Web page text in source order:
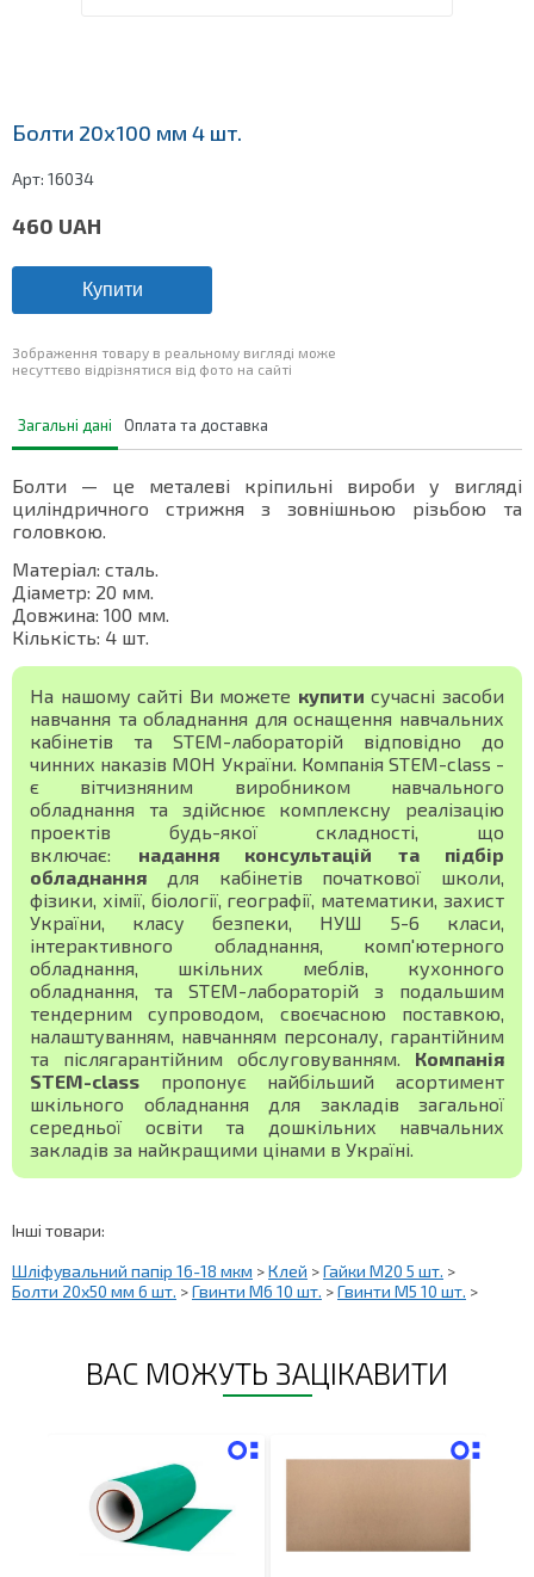
Болти 20х100 мм 4 шт.
Арт: 16034
460 UAH
Купити
Зображення товару в реальному вигляді може
несуттєво відрізнятися від фото на сайті
Загальні дані Оплата та доставка
Болти — це металеві кріпильні вироби у вигляді
циліндричного стрижня з зовнішньою різьбою та
головкою.
Матеріал: сталь.
Діаметр: 20 мм.
Довжина: 100 мм.
Кількість: 4 шт.
На нашому сайті Ви можете купити сучасні засоби
навчання та обладнання для оснащення навчальних
кабінетів та STEM-лабораторій відповідно до
чинних наказів МОН України. Компанія STEM-class -
є вітчизняним виробником навчального
обладнання та здійснює комплексну реалізацію
проектів будь-якої складності, що
включає: надання консультацій та підбір
обладнання для кабінетів початкової школи,
фізики, хімії, біології, географії, математики, захист
України, класу безпеки, НУШ 5-6 класи,
інтерактивного обладнання, комп'ютерного
обладнання, шкільних меблів, кухонного
обладнання, та STEM-лабораторій з подальшим
тендерним супроводом, своєчасною поставкою,
налаштуванням, навчанням персоналу, гарантійним
та післягарантійним обслуговуванням. Компанія
STEM-class пропонує найбільший асортимент
шкільного обладнання для закладів загальної
середньої освіти та дошкільних навчальних
закладів за найкращими цінами в Україні.
Інші товари:
Шліфувальний папір 16-18 мкм >Клей >Гайки М20 5 шт. >
Болти 20х50 мм 6 шт. >Гвинти М6 10 шт. >Гвинти М5 10 шт. >
ВАС МОЖУТЬ ЗАЦІКАВИТИ